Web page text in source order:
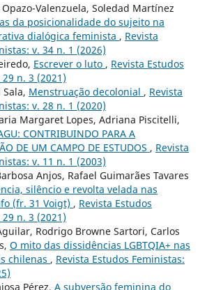
Valenzuela, Soledad Martínez
da posicionalidade do sujeito na
dialógica feminista , Revista
v. 34 n. 1 (2026)
Escrever o luto , Revista Estudos
n. 3 (2021)
Menstruação decolonial , Revista
v. 28 n. 1 (2020)
Margaret Lopes, Adriana Piscitelli,
CONTRIBUINDO PARA A
DE UM CAMPO DE ESTUDOS , Revista
v. 11 n. 1 (2003)
Anjos, Rafael Guimarães Tavares
silêncio e revolta velada nas
(fr. 31 Voigt) , Revista Estudos
n. 3 (2021)
Rodrigo Browne Sartori, Carlos
O mito das dissidências LGBTQIA+ nas
chilenas , Revista Estudos Feministas:
Pérez, A subversão feminina do